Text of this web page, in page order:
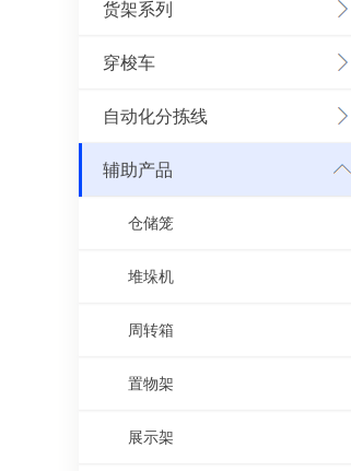
货架系列
穿梭车
自动化分拣线
辅助产品
仓储笼
堆垛机
周转箱
置物架
展示架